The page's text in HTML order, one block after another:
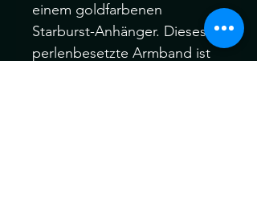
einem goldfarbenen
Starburst-Anhänger. Dieses
perlenbesetzte Armband ist